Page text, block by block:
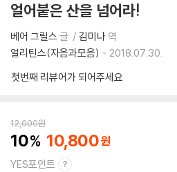
얼어붙은 산을 넘어라!
베어 그릴스 글 김미나 역
얼리틴스(자음과모음)
2018.07.30.
첫번째 리뷰어가 되어주세요
12,000원
10 10,800
YES포인트